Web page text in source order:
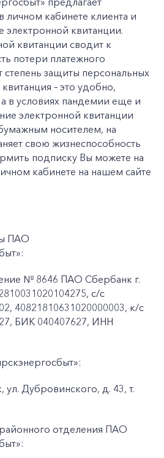
личном кабинете клиента и
электронной квитанции.
квитанции сводит к
потери платежного
защиты персональных
– это удобно,
в условиях пандемии еще и
электронной квитанции
носителем, на
свою жизнеспособность
подписку Вы можете на
кабинете на нашем сайте
ПАО
№ 8646 ПАО Сбербанк г.
с/с
40821810631020000003, к/c
БИК 040407627, ИНН
ул. Дубровинского, д. 43, т.
отделения ПАО